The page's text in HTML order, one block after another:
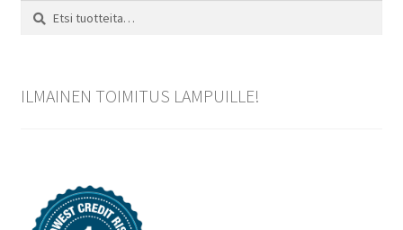
Etsi:
Haku
ILMAINEN TOIMITUS LAMPUILLE!